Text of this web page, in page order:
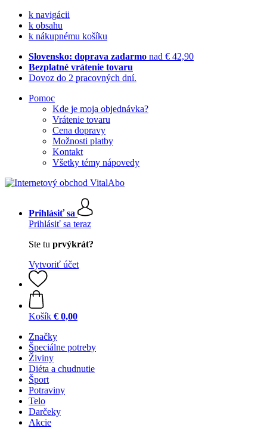
k navigácii
k obsahu
k nákupnému košíku
Slovensko: doprava zadarmo nad € 42,90
Bezplatné vrátenie tovaru
Dovoz do 2 pracovných dní.
Pomoc
Kde je moja objednávka?
Vrátenie tovaru
Cena dopravy
Možnosti platby
Kontakt
Všetky témy nápovedy
Prihlásiť sa
Prihlásiť sa teraz
Ste tu prvýkrát?
Vytvoriť účet
Košík € 0,00
Značky
Špeciálne potreby
Živiny
Diéta a chudnutie
Šport
Potraviny
Telo
Darčeky
Akcie